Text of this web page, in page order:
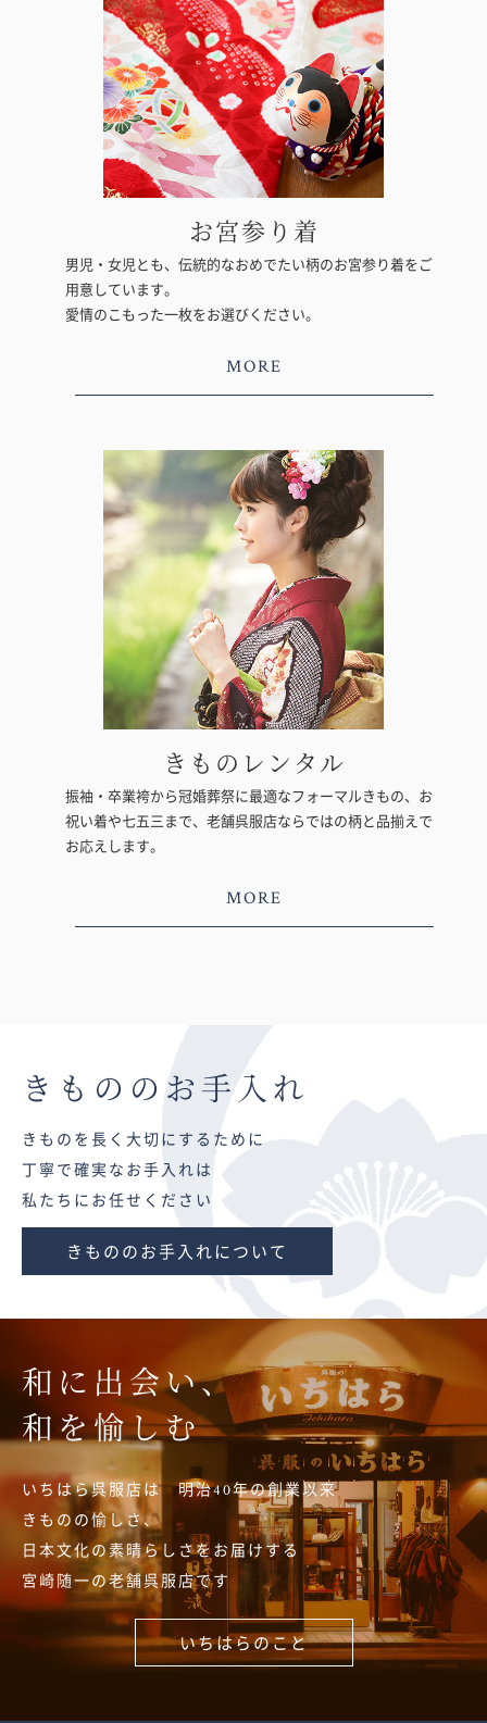
お宮参り着
男児・女児とも、伝統的なおめでたい柄のお宮参り着をご
用意しています。
愛情のこもった一枚をお選びください。
MORE
きものレンタル
振袖・卒業袴から冠婚葬祭に最適なフォーマルきもの、お
祝い着や七五三まで、老舗呉服店ならではの柄と品揃えで
お応えします。
MORE
きものの お手入れ
きものを長く大切にするために
丁寧で確実なお手入れは
私たちにお任せください
きもののお手入れについて
和に出会い、
和を愉しむ
いちはら呉服店は 明治40年の創業以来
きものの愉しさ、
日本文化の素晴らしさをお届けする
宮崎随一の老舗呉服店です
いちはらのこと